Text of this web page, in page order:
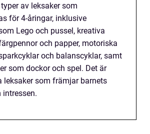
av leksaker som
för 4-åringar, inklusive
Lego och pussel, kreativa
och papper, motoriska
och balanscyklar, samt
som dockor och spel. Det är
leksaker som främjar barnets
intressen.